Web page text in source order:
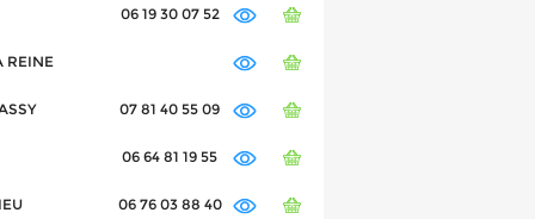
06 19 30 07 52
REINE
07 81 40 55 09
06 64 81 19 55
06 76 03 88 40